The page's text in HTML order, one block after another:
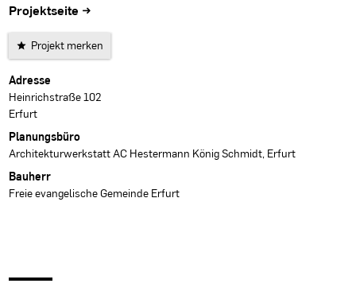
Projektseite →
Projekt merken
Projektdaten
Adresse
Heinrichstraße 102
Erfurt
Planungsbüro
Architekturwerkstatt AC Hestermann König Schmidt, Erfurt
Bauherr
Freie evangelische Gemeinde Erfurt